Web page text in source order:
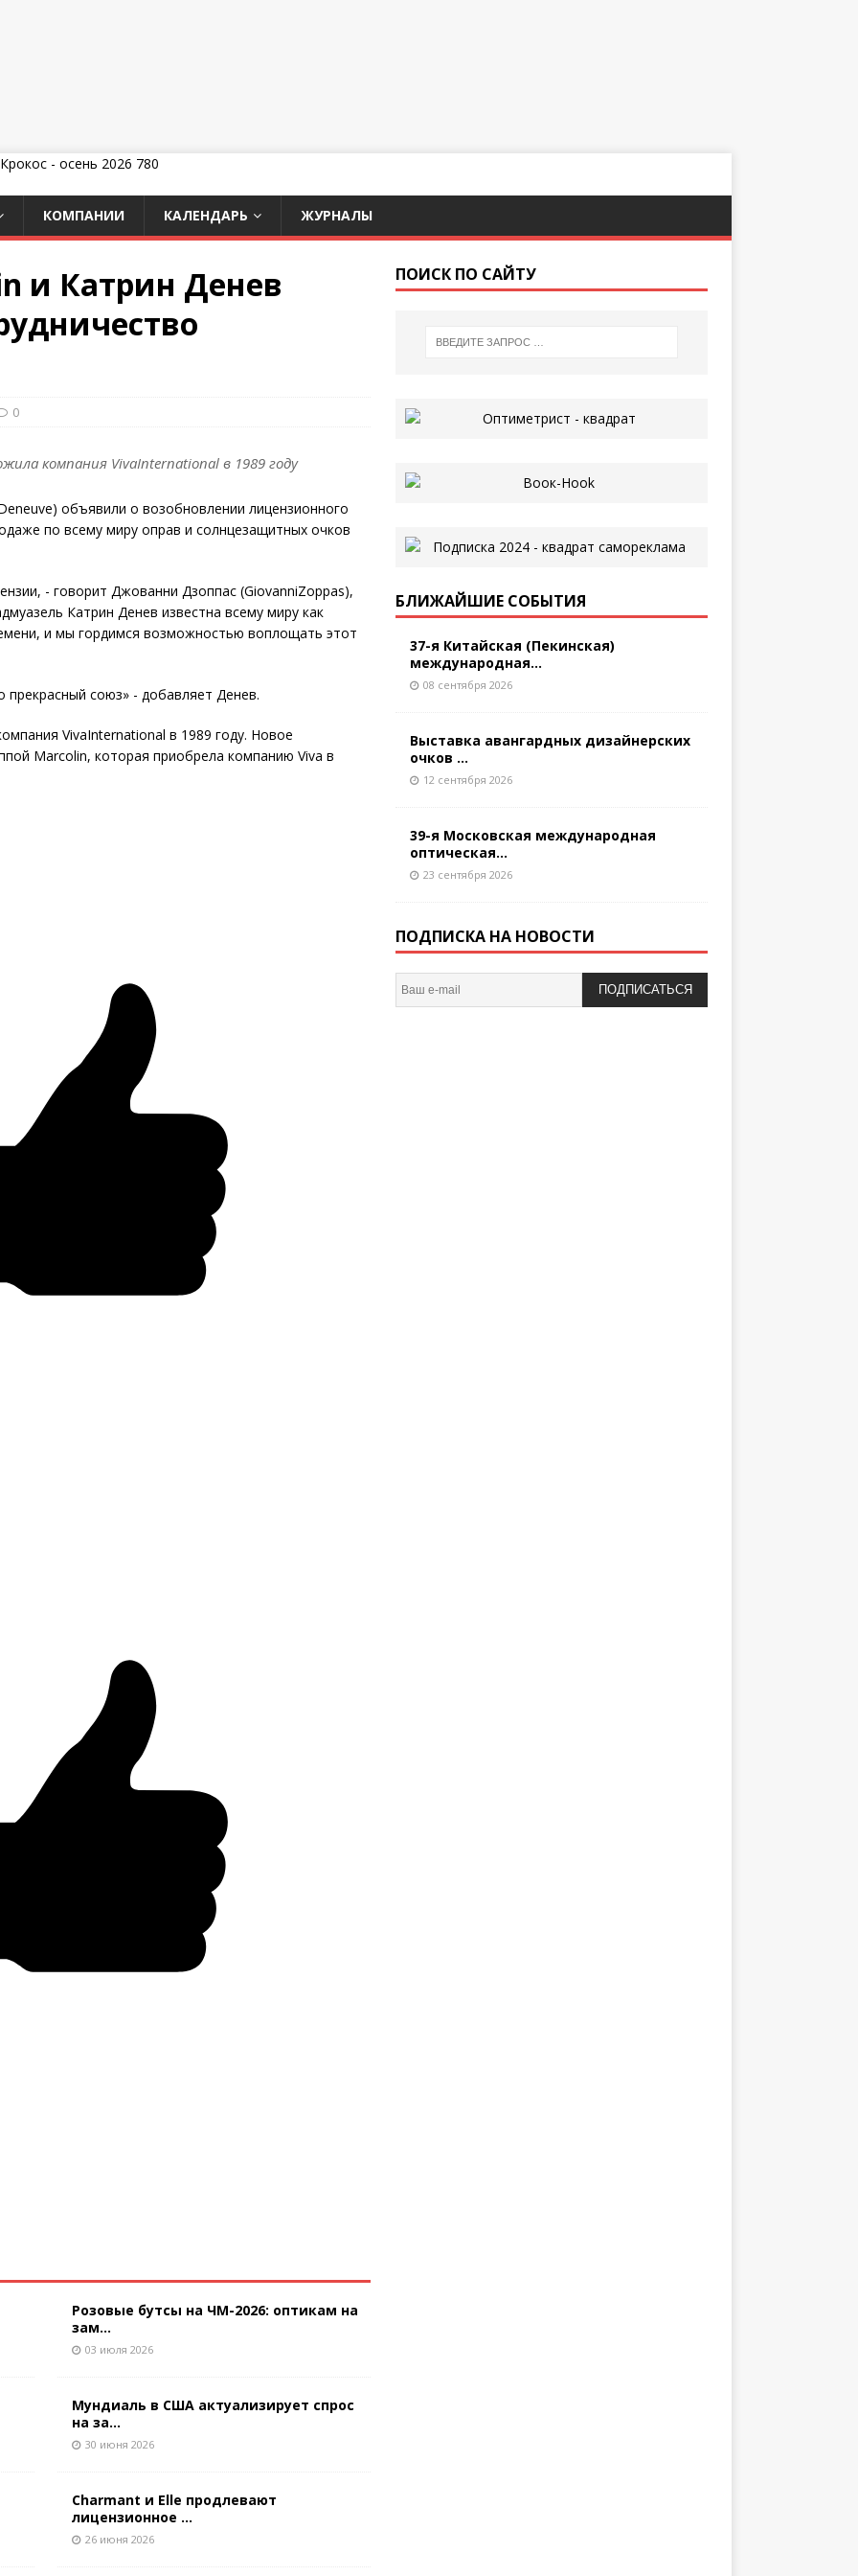
КОМПАНИИ КАЛЕНДАРЬ ЖУРНАЛЫ
и Катрин Денев
0
компания VivaInternational в 1989 году
объявили о возобновлении лицензионного
по всему миру оправ и солнцезащитных очков
- говорит Джованни Дзоппас (GiovanniZoppas),
Катрин Денев известна всему миру как
и мы гордимся возможностью воплощать этот
прекрасный союз» - добавляет Денев.
VivaInternational в 1989 году. Новое
Marcolin, которая приобрела компанию Viva в
Розовые бутсы на ЧМ-2026: оптикам на
зам...
03 июля 2026
Мундиаль в США актуализирует спрос
на за...
30 июня 2026
Charmant и Elle продлевают
лицензионное ...
26 июня 2026
ПОИСК ПО САЙТУ
БЛИЖАЙШИЕ СОБЫТИЯ
37-я Китайская (Пекинская)
международная...
08 сентября 2026
Выставка авангардных дизайнерских
очков ...
12 сентября 2026
39-я Московская международная
оптическая...
23 сентября 2026
ПОДПИСКА НА НОВОСТИ
ПОДПИСАТЬСЯ